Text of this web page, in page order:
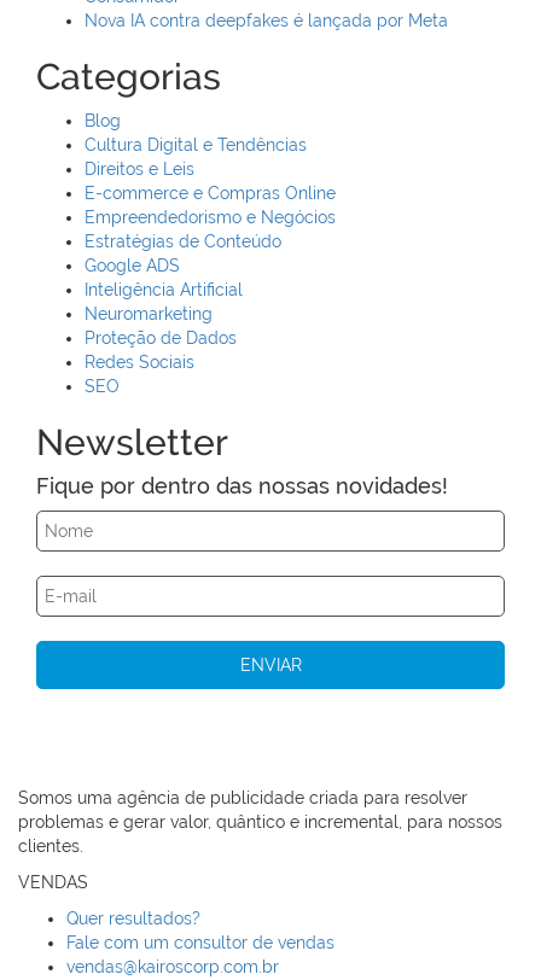
Nova IA contra deepfakes é lançada por Meta
Categorias
Blog
Cultura Digital e Tendências
Direitos e Leis
E-commerce e Compras Online
Empreendedorismo e Negócios
Estratégias de Conteúdo
Google ADS
Inteligência Artificial
Neuromarketing
Proteção de Dados
Redes Sociais
SEO
Newsletter
Fique por dentro das nossas novidades!
Somos uma agência de publicidade criada para resolver
problemas e gerar valor, quântico e incremental, para nossos
clientes.
VENDAS
Quer resultados?
Fale com um consultor de vendas
vendas@kairoscorp.com.br